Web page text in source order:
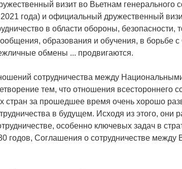
визит во Вьетнам генерального
года) и официальный дружественный
в области обороны, безопасности,
образования и обучения, в борьбе
обмены ... продвигаются.
сотрудничества между
тем, что отношения всестороннего
стран за прошедшее время очень хорошо
в будущем. Исходя из этого, они
особенно ключевых задач в
годов, Соглашения о сотрудничестве